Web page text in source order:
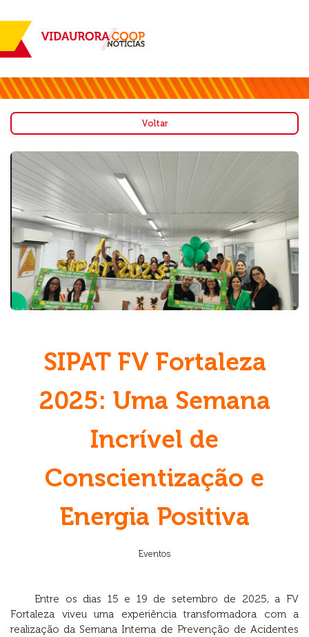
Voltar
SIPAT FV Fortaleza
2025: Uma Semana
Incrível de
Conscientização e
Energia Positiva
Eventos
Entre os dias 15 e 19 de setembro de 2025, a FV
Fortaleza viveu uma experiência transformadora com a
realização da Semana Interna de Prevenção de Acidentes